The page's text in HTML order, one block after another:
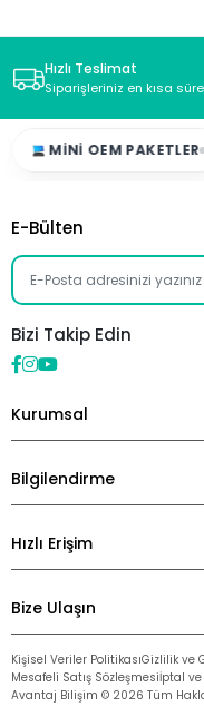
Hızlı Teslimat
Siparişleriniz en kısa
MINI OEM PAKETLER
E-Bülten
Bizi Takip Edin
Kurumsal
Bilgilendirme
Hızlı Erişim
Bize Ulaşın
Avantaj Bilişim © 2026 Tüm
Kişisel Veriler PolitikasıGizlilik ve
Mesafeli Satış Sözleşmesiİptal ve